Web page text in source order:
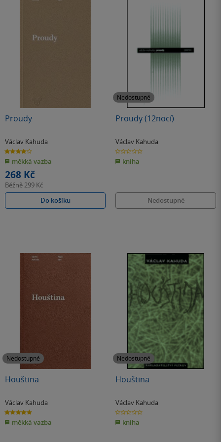
Proudy
Václav Kahuda
4.0
z
5
hvězdiček
měkká vazba
268 Kč
Běžně299 Kč
Do košíku
Nedostupné
Proudy (12nocí)
Václav Kahuda
0.0
z
5
hvězdiček
kniha
Nedostupné
Nedostupné
Houština
Václav Kahuda
5.0
z
5
hvězdiček
měkká vazba
Nedostupné
Houština
Václav Kahuda
0.0
z
5
hvězdiček
kniha